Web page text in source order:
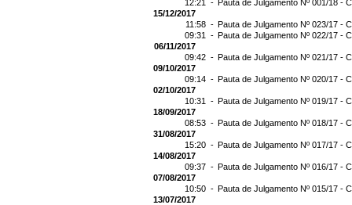
12:21 - Pauta de Julgamento Nº 001/18 -
15/12/2017
11:58 - Pauta de Julgamento Nº 023/17 -
09:31 - Pauta de Julgamento Nº 022/17 -
06/11/2017
09:42 - Pauta de Julgamento Nº 021/17 -
09/10/2017
09:14 - Pauta de Julgamento Nº 020/17 -
02/10/2017
10:31 - Pauta de Julgamento Nº 019/17 -
18/09/2017
08:53 - Pauta de Julgamento Nº 018/17 -
31/08/2017
15:20 - Pauta de Julgamento Nº 017/17 -
14/08/2017
09:37 - Pauta de Julgamento Nº 016/17 -
07/08/2017
10:50 - Pauta de Julgamento Nº 015/17 -
13/07/2017